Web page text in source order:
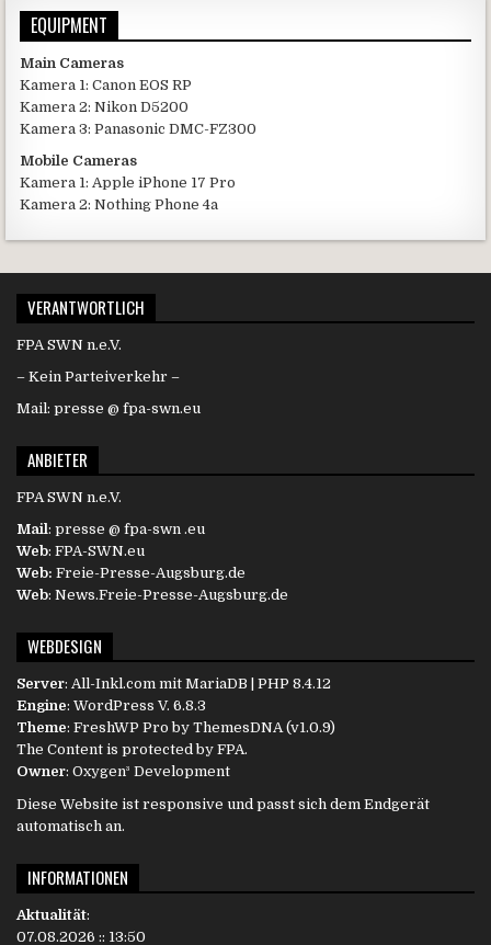
EQUIPMENT
Main Cameras
Kamera 1: Canon EOS RP
Kamera 2: Nikon D5200
Kamera 3: Panasonic DMC-FZ300
Mobile Cameras
Kamera 1: Apple iPhone 17 Pro
Kamera 2: Nothing Phone 4a
VERANTWORTLICH
FPA SWN n.e.V.
– Kein Parteiverkehr –
Mail: presse @ fpa-swn.eu
ANBIETER
FPA SWN n.e.V.
Mail: presse @ fpa-swn .eu
Web: FPA-SWN.eu
Web: Freie-Presse-Augsburg.de
Web: News.Freie-Presse-Augsburg.de
WEBDESIGN
Server: All-Inkl.com mit MariaDB | PHP 8.4.12
Engine: WordPress V. 6.8.3
Theme: FreshWP Pro by ThemesDNA(v1.0.9)
The Content is protected by FPA.
Owner: Oxygen³ Development
Diese Website ist responsive und passt sich dem Endgerät
automatisch an.
INFORMATIONEN
Aktualität:
07.08.2026 :: 13:50